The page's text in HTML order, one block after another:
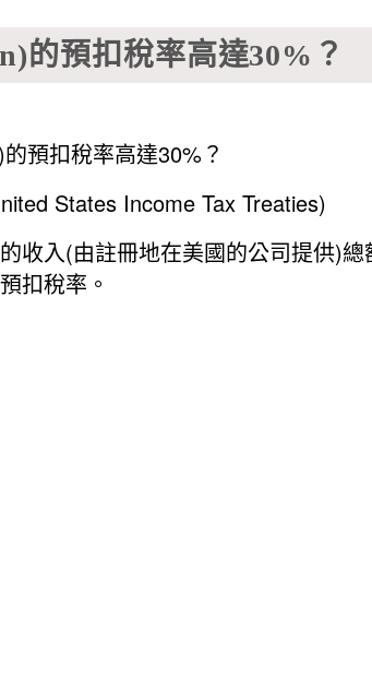
的預扣稅率高達30%？
預扣稅率高達30%？
States Income Tax Treaties)
收入(由註冊地在美國的公司提供)
扣稅率。